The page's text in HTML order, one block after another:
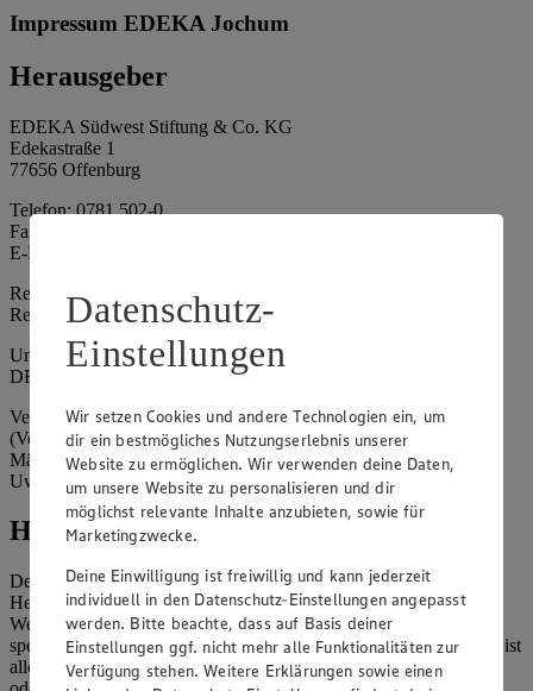
Impressum EDEKA Jochum
Herausgeber
EDEKA Südwest Stiftung & Co. KG
Edekastraße 1
77656 Offenburg
Telefon: 0781 502-0
Fax: 0781 502-6180
E-Mail: kundenservice@edeka-suedwest.de
Registergericht: Amtsgericht Freiburg i.B.
Registernummer: HRA 707629
Umsatzsteuer-Identifikationsnummer gem. § 27a UStG:
DE815916131
Vertretungsberechtigte: Rainer Huber (Sprecher)
(Vorstandsmitglied), Klaus Fickert (Vorstandsmitglied), Jürgen
Mäder (Vorstandsmitglied), Patrick Mogck (Vorstandsmitglied),
Uwe Kohler
Hinweise
Der Inhalt dieser Website ist urheberrechtlich geschützt. Der
Herausgeber gewährt Ihnen jedoch das Recht, den auf dieser
Website bereitgestellten Text ganz oder ausschnittsweise zu
speichern und zu vervielfältigen. Aus Gründen des Urheberrechts ist
allerdings die Speicherung und Vervielfältigung von Bildmaterial
Datenschutz-
Einstellungen
Wir setzen Cookies und andere Technologien ein, um
dir ein bestmögliches Nutzungserlebnis unserer
Website zu ermöglichen. Wir verwenden deine Daten,
um unsere Website zu personalisieren und dir
möglichst relevante Inhalte anzubieten, sowie für
Marketingzwecke.
Deine Einwilligung ist freiwillig und kann jederzeit
individuell in den Datenschutz-Einstellungen angepasst
werden. Bitte beachte, dass auf Basis deiner
Einstellungen ggf. nicht mehr alle Funktionalitäten zur
Verfügung stehen. Weitere Erklärungen sowie einen